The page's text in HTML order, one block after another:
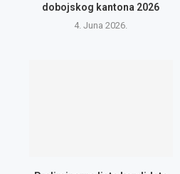
dobojskog kantona 2026
4. Juna 2026.